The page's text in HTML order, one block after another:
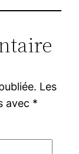
Les
avec *